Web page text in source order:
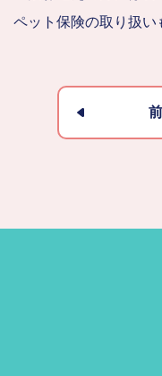
ペット保険の取り扱